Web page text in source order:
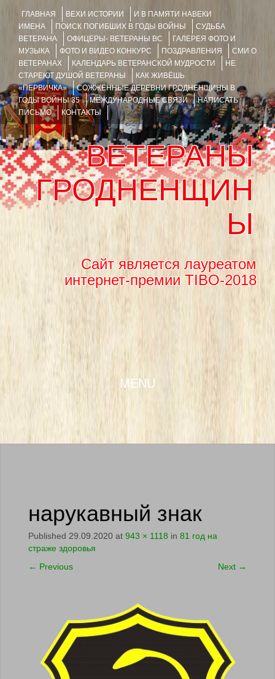
ГЛАВНАЯ ВЕХИ ИСТОРИИ
И В ПАМЯТИ НАВЕКИ
ИМЕНА
ПОИСК ПОГИБШИХ В ГОДЫ ВОЙНЫ
СУДЬБА
ВЕТЕРАНА
ОФИЦЕРЫ- ВЕТЕРАНЫ ВС
ГАЛЕРЕЯ ФОТО И
МУЗЫКА
ФОТО И ВИДЕО КОНКУРС ПОЗДРАВЛЕНИЯ
СМИ О
ВЕТЕРАНАХ
КАЛЕНДАРЬ ВЕТЕРАНСКОЙ МУДРОСТИ
НЕ
СТАРЕЮТ ДУШОЙ ВЕТЕРАНЫ
КАК ЖИВЁШЬ
«ПЕРВИЧКА»
СОЖЖЁННЫЕ ДЕРЕВНИ ГРОДНЕНЩИНЫ В
ГОДЫ ВОЙНЫ 35
МЕЖДУНАРОДНЫЕ СВЯЗИ
НАПИСАТЬ
ПИСЬМО
КОНТАКТЫ
ВЕТЕРАНЫ
ГРОДНЕНЩИН
Ы
Сайт является лауреатом
интернет-премии TIBO-2018
MENU
SKIP TO CONTENT
нарукавный знак
Published 29.09.2020 at 943 × 1118 in 81 год на
страже здоровья
← Previous Next →